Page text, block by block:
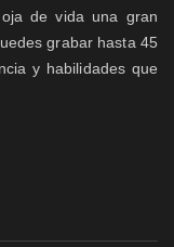
de vida una gran
grabar hasta 45
y habilidades que